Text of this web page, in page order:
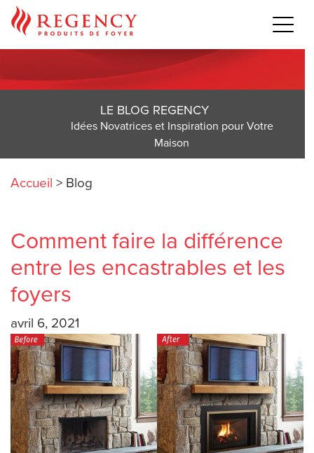
LE BLOG REGENCY
Idées Novatrices et Inspiration pour Votre
Maison
Accueil > Blog
Comment faire la différence
entre les encastrables et les
foyers
avril 6, 2021